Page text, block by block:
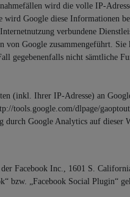
wird die volle IP-
Google diese Informationen
verbundene
Google zusammengeführt. Sie
gegebenenfalls nicht sämtliche
(inkl. Ihrer IP-Adresse) an
tools.google.com/dlpage/
Google Analytics auf dieser
der Facebook Inc., 1601 S.
bzw. „Facebook Social Plugin“